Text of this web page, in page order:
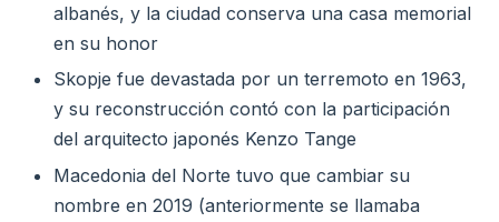
albanés, y la ciudad conserva una casa memorial
en su honor
Skopje fue devastada por un terremoto en 1963,
y su reconstrucción contó con la participación
del arquitecto japonés Kenzo Tange
Macedonia del Norte tuvo que cambiar su
nombre en 2019 (anteriormente se llamaba